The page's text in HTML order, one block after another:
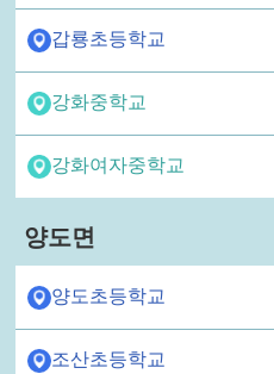
갑룡초등학교
강화중학교
강화여자중학교
양도면
양도초등학교
조산초등학교